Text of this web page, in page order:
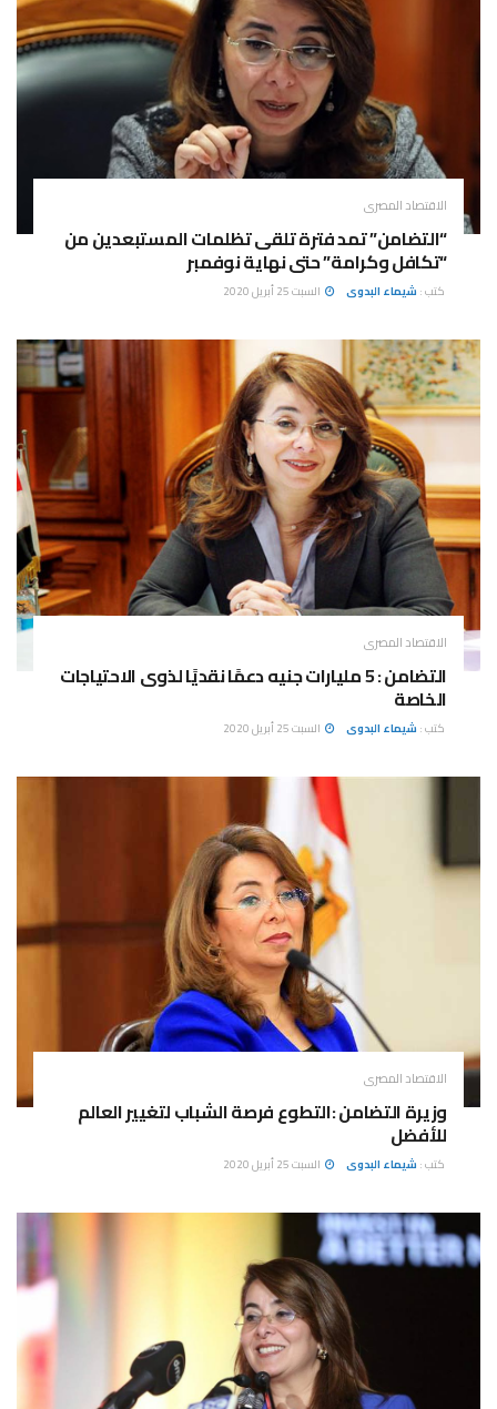
الاقتصاد المصرى
“التضامن” تمد فترة تلقى تظلمات المستبعدين من
“تكافل وكرامة” حتى نهاية نوفمبر
كتب : شيماء البدوى السبت 25 أبريل 2020
الاقتصاد المصرى
التضامن : 5 مليارات جنيه دعمًا نقديًا لذوى الاحتياجات
الخاصة
كتب : شيماء البدوى السبت 25 أبريل 2020
الاقتصاد المصرى
وزيرة التضامن :التطوع فرصة الشباب لتغيير العالم
للأفضل
كتب : شيماء البدوى السبت 25 أبريل 2020